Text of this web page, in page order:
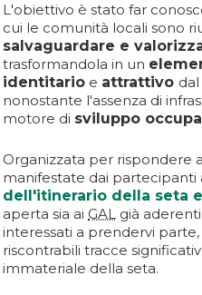
L'obiettivo è stato far
cui le comunità locali sono
salvaguardare e
trasformandola in un
identitario e attrattivo
nonostante l'assenza di
motore di sviluppo
Organizzata per rispondere
manifestate dai partecipanti
dell'itinerario della seta
aperta sia ai GAL già
interessati a prendervi
riscontrabili tracce
immateriale della seta.